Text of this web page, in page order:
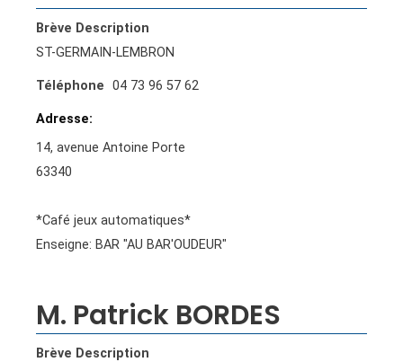
Brève Description
ST-GERMAIN-LEMBRON
Téléphone 04 73 96 57 62
14, avenue Antoine Porte
63340
*Café jeux automatiques*
Enseigne: BAR "AU BAR'OUDEUR"
M. Patrick BORDES
Brève Description